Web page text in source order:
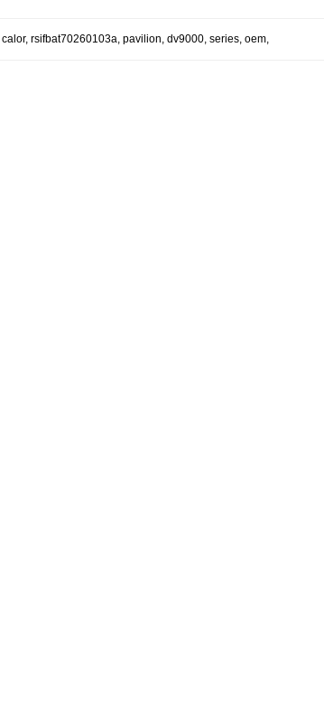
calor, rsifbat70260103a, pavilion, dv9000, series, oem,